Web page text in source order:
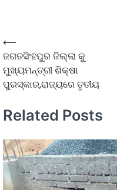
⟵
ଜଗତସିଂହପୁର ଜିଲ୍ଲା କୁ
ମୁଖ୍ୟମନ୍ତ୍ରୀ ଶିକ୍ଷା
ପୁରସ୍କାର,ରାଜ୍ୟରେ ତୃତୀୟ
Related Posts